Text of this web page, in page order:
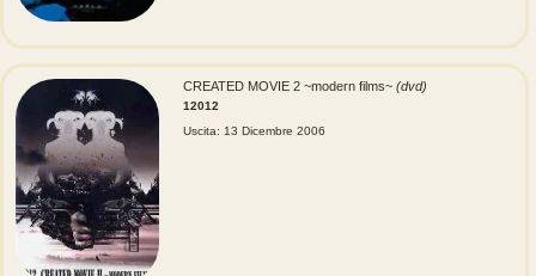
CREATED MOVIE 2 ~modern films~ (dvd)
12012
Uscita: 13 Dicembre 2006